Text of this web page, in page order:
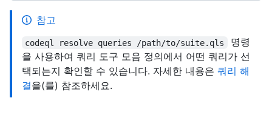
참고
codeql resolve queries /path/to/suite.qls
명령
을 사용하여 쿼리 도구 모음 정의에서 어떤 쿼리가 선
택되는지 확인할 수 있습니다. 자세한 내용은 쿼리 해
결을(를) 참조하세요.